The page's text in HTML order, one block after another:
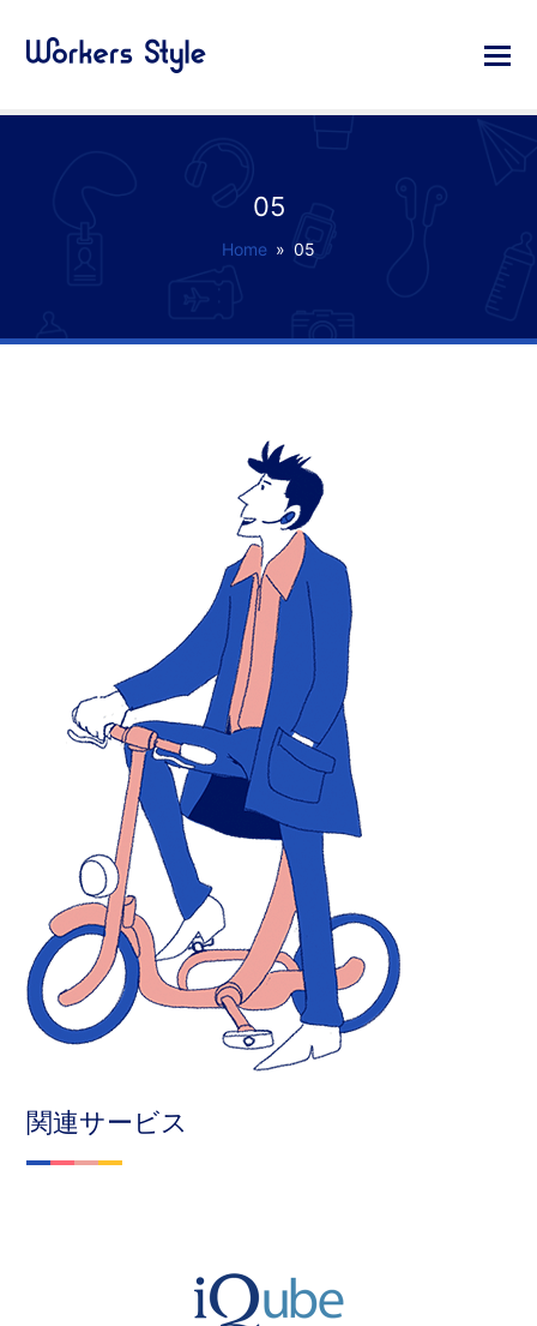
05
Home » 05
関連サービス